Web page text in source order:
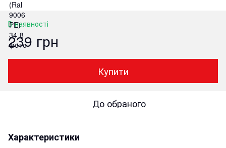
В наявності
239 грн
Купити
До обраного
Характеристики